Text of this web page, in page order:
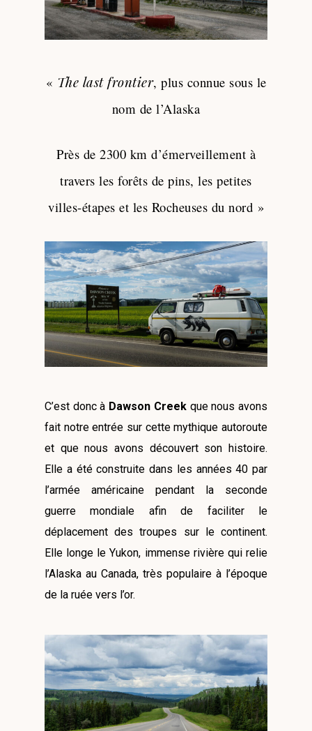
« The last frontier, plus connue sous le
nom de l’Alaska
Près de 2300 km d’émerveillement à
travers les forêts de pins, les petites
villes-étapes et les Rocheuses du nord »
C’est donc à Dawson Creekque nous avons
fait notre entrée sur cette mythique autoroute
et que nous avons découvert son histoire.
Elle a été construite dans les années 40 par
l’armée américaine pendant la seconde
guerre mondiale afin de faciliter le
déplacement des troupes sur le continent.
Elle longe le Yukon, immense rivière qui relie
l’Alaska au Canada, très populaire à l’époque
de la ruée vers l’or.